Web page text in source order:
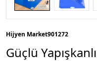
Hijyen Market901272
Güçlü